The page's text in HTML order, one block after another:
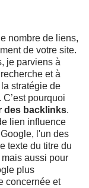
nombre de liens,
de votre site.
je parviens à
et à
stratégie de
pourquoi
des backlinks.
lien influence
l'un des
texte du titre du
mais aussi pour
plus
concernée et